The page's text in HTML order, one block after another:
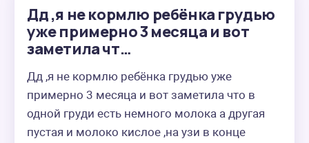
Дд ,я не кормлю ребёнка грудью
уже примерно 3 месяца и вот
заметила чт…
Дд ,я не кормлю ребёнка грудью уже
примерно 3 месяца и вот заметила что в
одной груди есть немного молока а другая
пустая и молоко кислое ,на узи в конце